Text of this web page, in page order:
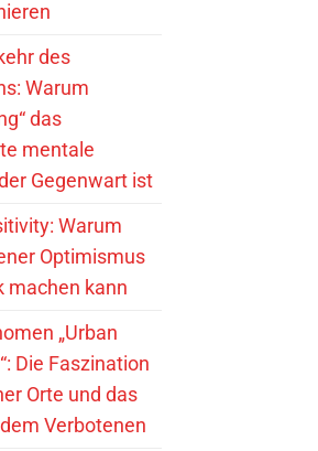
des
Warum
das
mentale
Gegenwart ist
Warum
Optimismus
machen kann
„Urban
Die Faszination
Orte und das
Verbotenen